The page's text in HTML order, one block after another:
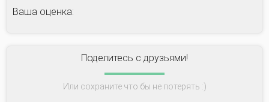
Ваша оценка:
Поделитесь с друзьями!
Или сохраните что бы не потерять :)